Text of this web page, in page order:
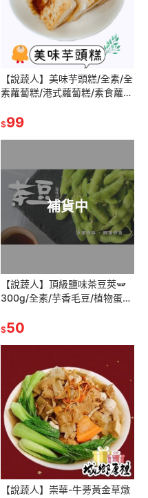
【說蔬人】美味芋頭糕/全素/全
素蘿蔔糕/港式蘿蔔糕/素食蘿蔔
$99
補貨中
【說蔬人】頂級鹽味茶豆莢🫛
300g/全素/芋香毛豆/植物蛋
食/香姬毛豆/素食冷盤/開胃菜
$50
【說蔬人】崇華-牛蒡黃金草燉